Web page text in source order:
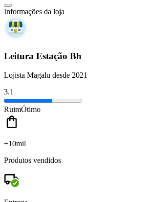
Informações da loja
Leitura Estação Bh
Lojista Magalu desde 2021
3.1
RuimÓtimo
+10mil
Produtos vendidos